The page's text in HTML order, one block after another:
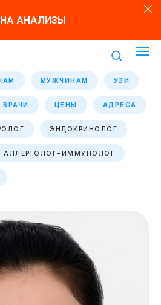
НА АНАЛИЗЫ
МУЖЧИНАМ УЗИ
ВРАЧИ ЦЕНЫ АДРЕСА
ЭНДОКРИНОЛОГ
АЛЛЕРГОЛОГ-ИММУНОЛОГ